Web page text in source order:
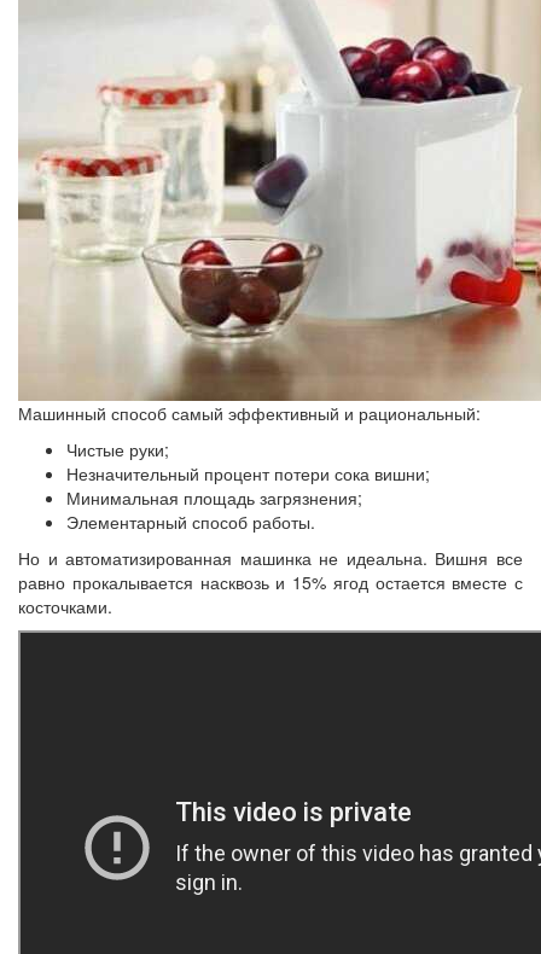
Машинный способ самый эффективный и рациональный:
Чистые руки;
Незначительный процент потери сока вишни;
Минимальная площадь загрязнения;
Элементарный способ работы.
Но и автоматизированная машинка не идеальна. Вишня все
равно прокалывается насквозь и 15% ягод остается вместе с
косточками.